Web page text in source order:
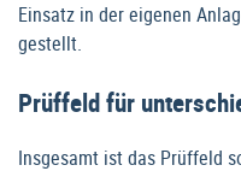
Einsatz in der eigenen
gestellt.
Prüffeld für
Insgesamt ist das Prüffeld